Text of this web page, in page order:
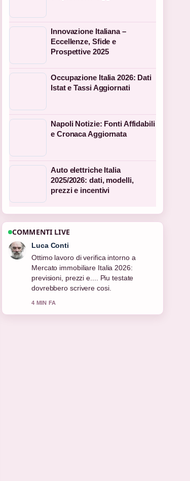
Innovazione Italiana –
Eccellenze, Sfide e
Prospettive 2025
Occupazione Italia 2026: Dati
Istat e Tassi Aggiornati
Napoli Notizie: Fonti Affidabili
e Cronaca Aggiornata
Auto elettriche Italia
2025/2026: dati, modelli,
prezzi e incentivi
COMMENTI LIVE
Andrea Greco
Ottima analisi di Made in Italy:
recensione del film e.... E la sintesi piu
chiara che abbia visto oggi.
6 MIN FA